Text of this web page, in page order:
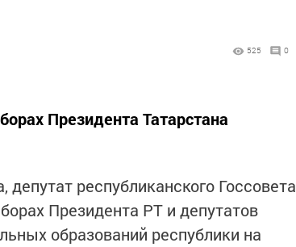
525 0
Президента Татарстана
республиканского Госсовета
Президента РТ и депутатов
образований республики на